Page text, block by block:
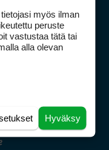
myös ilman
peruste
vastustaa tätä tai
alla olevan
Hyväksy